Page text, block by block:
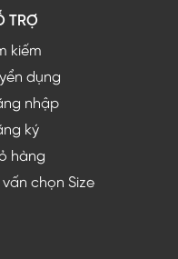
TRỢ
kiếm
dụng
nhập
ký
hàng
vấn chọn Size